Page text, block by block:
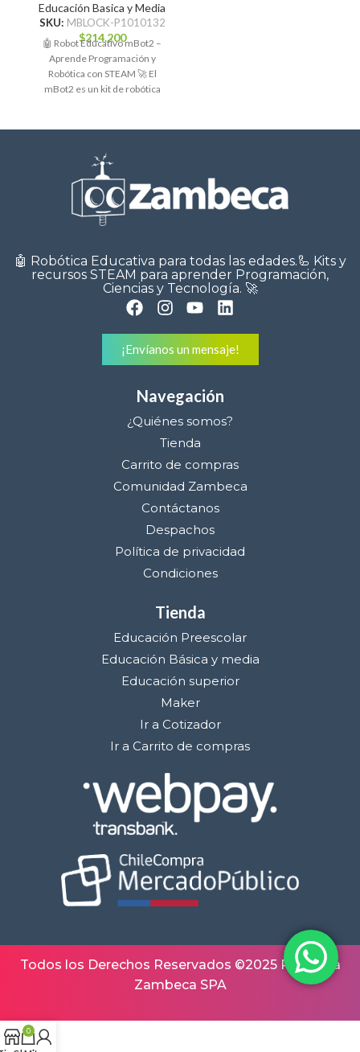
Educación Basica y Media
SKU: MBLOCK-P1010132
$214.200
🤖 Robot Educativo mBot2 –
Aprende Programación y
Robótica con STEAM 🚀 El
mBot2 es un kit de robótica
🤖 Robótica Educativa para todas las edades.🦾 Kits y
recursos STEAM para aprender Programación,
Ciencias y Tecnología. 🚀
¡Envíanos un mensaje!
Navegación
¿Quiénes somos?
Tienda
Carrito de compras
Comunidad Zambeca
Contáctanos
Despachos
Política de privacidad
Condiciones
Tienda
Educación Preescolar
Educación Básica y media
Educación superior
Maker
Ir a Cotizador
Ir a Carrito de compras
Todos los Derechos Reservados ©2025 Robótica
Zambeca SPA
0